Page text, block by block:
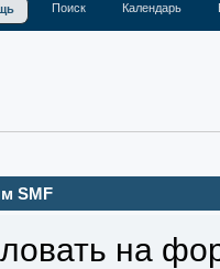
Поиск Календарь
SMF
на